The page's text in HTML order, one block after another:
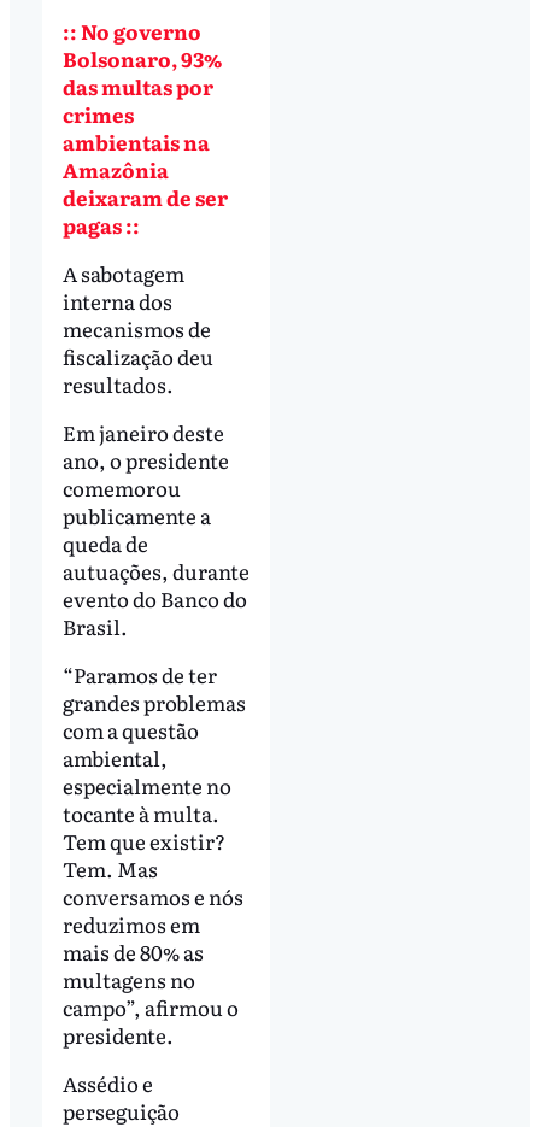
:: No governo
Bolsonaro, 93%
das multas por
crimes
ambientais na
Amazônia
deixaram de ser
pagas ::
A sabotagem
interna dos
mecanismos de
fiscalização deu
resultados.
Em janeiro deste
ano, o presidente
comemorou
publicamente a
queda de
autuações, durante
evento do Banco do
Brasil.
“Paramos de ter
grandes problemas
com a questão
ambiental,
especialmente no
tocante à multa.
Tem que existir?
Tem. Mas
conversamos e nós
reduzimos em
mais de 80% as
multagens no
campo”, afirmou o
presidente.
Assédio e
perseguição